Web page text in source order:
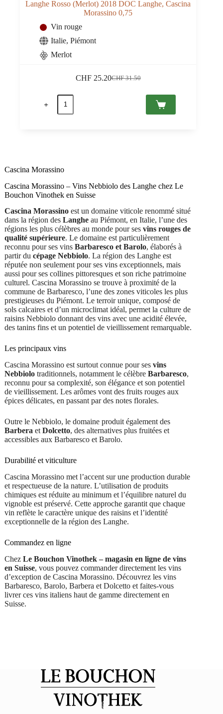
Langhe Rosso (Merlot) 2018 DOC Langhe, Cascina
Morassino 0,75
Vin rouge
Italie, Piémont
Merlot
CHF31.50
Le
CHF25.20Le
quantité
Langhe
Morassino
Cascina Morassino
Cascina Morassino – Vins Nebbiolo des Langhe chez Le
Bouchon Vinothek en Suisse
Cascina Morassinoest un domaine viticole renommé situé
dans la région des Langheau Piémont, en Italie, l’une des
régions les plus célèbres au monde pour ses vins rouges de
qualité supérieure. Le domaine est particulièrement
reconnu pour ses vins Barbaresco et Barolo, élaborés à
partir du cépage Nebbiolo. La région des Langhe est
réputée non seulement pour ses vins exceptionnels, mais
aussi pour ses collines pittoresques et son riche patrimoine
culturel. Cascina Morassino se trouve à proximité de la
commune de Barbaresco, l’une des zones viticoles les plus
prestigieuses du Piémont. Le terroir unique, composé de
sols calcaires et d’un microclimat idéal, permet la culture de
raisins Nebbiolo donnant des vins avec une acidité élevée,
des tanins fins et un potentiel de vieillissement remarquable.
Les principaux vins
Cascina Morassino est surtout connue pour ses vins
Nebbiolo traditionnels, notamment le célèbre Barbaresco,
reconnu pour sa complexité, son élégance et son potentiel
de vieillissement. Les arômes vont des fruits rouges aux
épices délicates, en passant par des notes florales.
Outre le Nebbiolo, le domaine produit également des
Barbera et Dolcetto, des alternatives plus fruitées et
accessibles aux Barbaresco et Barolo.
Durabilité et viticulture
Cascina Morassino met l’accent sur une production durable
et respectueuse de la nature. L’utilisation de produits
chimiques est réduite au minimum et l’équilibre naturel du
vignoble est préservé. Cette approche garantit que chaque
vin reflète le caractère unique des raisins et l’identité
exceptionnelle de la région des Langhe.
Commandez en ligne
Chez Le Bouchon Vinothek – magasin en ligne de vins
en Suisse, vous pouvez commander directement les vins
d’exception de Cascina Morassino. Découvrez les vins
Barbaresco, Barolo, Barbera et Dolcetto et faites-vous
livrer ces vins italiens haut de gamme directement en
Suisse.